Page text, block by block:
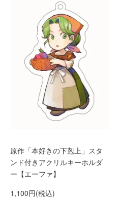
原作「本好きの下剋上」スタ
ンド付きアクリルキーホルダ
ー【エーファ】
1,100円(税込)